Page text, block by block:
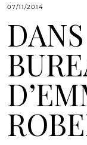
07/11/2014